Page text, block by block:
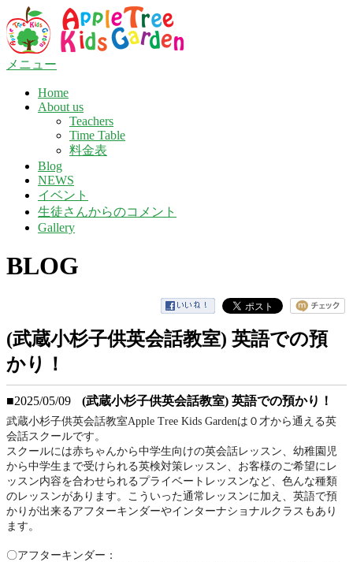
ン
テ
ン
メニュー
Home
About us
Teachers
Time Table
料金表
Blog
NEWS
イベント
生徒さんからのコメント
Gallery
BLOG
(武蔵小杉子供英会話教室) 英語での預
かり！
■2025/05/09 (武蔵小杉子供英会話教室) 英語での預かり！
武蔵小杉子供英会話教室Apple Tree Kids Gardenは０才から通える英
会話スクールです。
スクールには赤ちゃんから中学生向けの英会話レッスン、幼稚園児
から中学生まで受けられる英検対策レッスン、お客様のご希望にレ
ッスン内容を合わせられるプライベートレッスンなど、色んな種類
のレッスンがあります。こういった通常レッスンに加え、英語で預
かりが出来るアフターキンダーやインターナショナルクラスもあり
ます。
〇アフターキンダー：